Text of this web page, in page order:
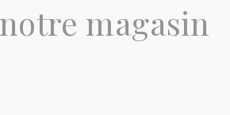
magasin